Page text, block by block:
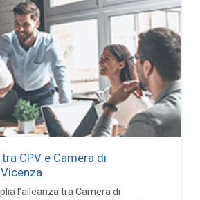
CPV e Camera di
l’alleanza tra Camera di